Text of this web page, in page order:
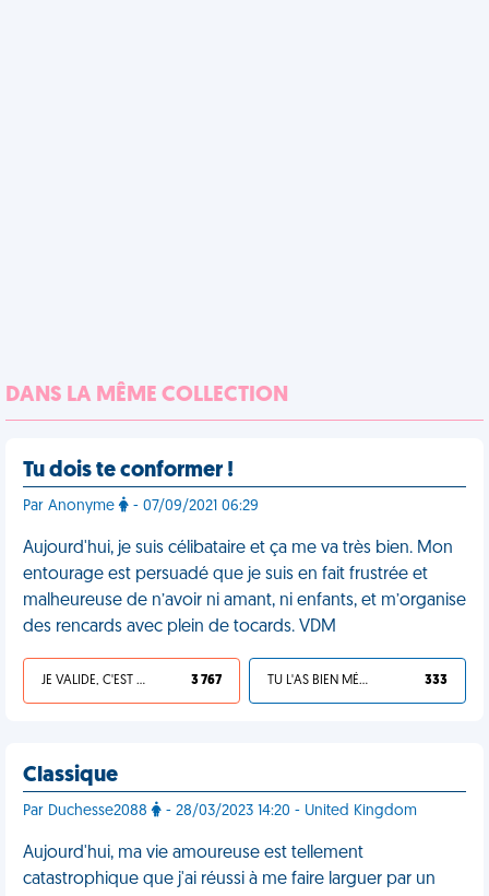
DANS LA MÊME COLLECTION
Tu dois te conformer !
Par Anonyme - 07/09/2021 06:29
Aujourd'hui, je suis célibataire et ça me va très bien. Mon
entourage est persuadé que je suis en fait frustrée et
malheureuse de n’avoir ni amant, ni enfants, et m’organise
des rencards avec plein de tocards. VDM
JE VALIDE, C'EST UNE VDM 3 767 TU L'AS BIEN MÉRITÉ 333
Classique
Par Duchesse2088 - 28/03/2023 14:20 - United Kingdom
Aujourd'hui, ma vie amoureuse est tellement
catastrophique que j'ai réussi à me faire larguer par un